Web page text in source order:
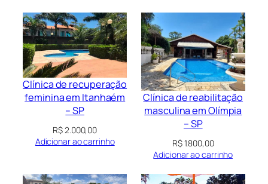
Clínica de recuperação
feminina em Itanhaém
– SP
R$2.000,00
Adicionar ao carrinho
Clínica de reabilitação
masculina em Olímpia
– SP
R$1.800,00
Adicionar ao carrinho